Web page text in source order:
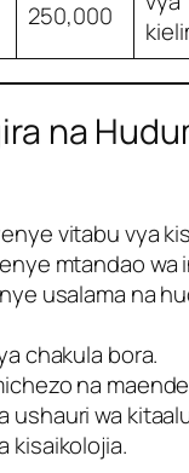
250,000
na
vitabu vya
mtandao wa
usalama na
chakula bora.
na
ushauri wa
kisaikolojia.